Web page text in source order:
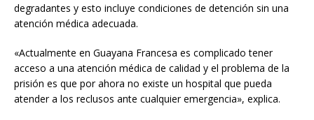
degradantes y esto incluye condiciones de detención sin una
atención médica adecuada.
«Actualmente en Guayana Francesa es complicado tener
acceso a una atención médica de calidad y el problema de la
prisión es que por ahora no existe un hospital que pueda
atender a los reclusos ante cualquier emergencia», explica.